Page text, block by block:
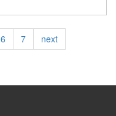
Page
6 Page
7
Next
page
next